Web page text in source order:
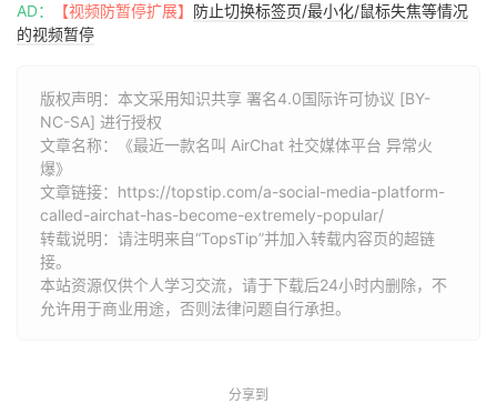
AD： 【视频防暂停扩展】 防止切换标签页/最小化/鼠标失焦等情况
的视频暂停
版权声明：本文采用知识共享 署名4.0国际许可协议 [BY-
NC-SA] 进行授权
文章名称：《最近一款名叫 AirChat 社交媒体平台 异常火
爆》
文章链接： https://topstip.com/a-social-media-platform-
called-airchat-has-become-extremely-popular/
转载说明：请注明来自“TopsTip”并加入转载内容页的超链
接。
本站资源仅供个人学习交流，请于下载后24小时内删除，不
允许用于商业用途，否则法律问题自行承担。
分享到